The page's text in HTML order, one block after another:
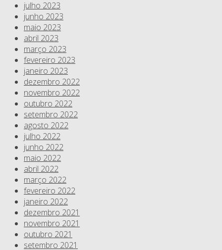
julho 2023
junho 2023
maio 2023
abril 2023
março 2023
fevereiro 2023
janeiro 2023
dezembro 2022
novembro 2022
outubro 2022
setembro 2022
agosto 2022
julho 2022
junho 2022
maio 2022
abril 2022
março 2022
fevereiro 2022
janeiro 2022
dezembro 2021
novembro 2021
outubro 2021
setembro 2021